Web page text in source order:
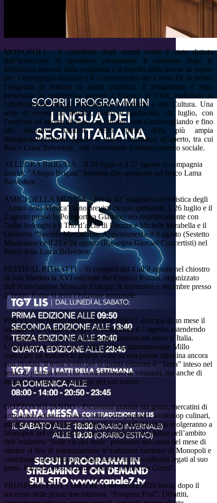
MONOPOLI - Il cartellone degli eventi estivi è stato dettato
dall’intenzione di riprendere pienamente il cammino dopo le
limitazioni imposte dalla pandemia e il rispetto delle norme in vigore
per l’emergenza sanitaria e il
contenimento del Covid-19, in primis
l’esigenza di tutelare la salute pubblica. Il programma è stato
presentato in conferenza stampa a Palazzo di Città, realizzato in
collaborazione con gli Assessorati al Turismo e alla Cultura. Una
serie di eventi tra musica, teatro e spettacolo, da luglio, con
l’anticipo ad agosto di Phest, ad Ottobre con Gozzovigliando e fino
alle iniziative natalizie, nello spirito della più ampia
destagionalizzazione. Spazio ai nuovi contenitori all’aperto, tra cui
Parco Lama Belvedere, che consentono il distanziamento sociale.
ALLEGRA BRIGATA – Il 29 luglio e il 27 agosto la compagnia
teatrale “Allegra Brigata” presenta due spettacoli nel parco Lama
Belvedere.
AMICI DELLA MUSICA – Per la 40° stagione concertistica degli
“Amici della Musica” sono previsti cinque spettacoli. Il 26 luglio e il
2 agosto presso la Polisportiva Giannoccaro rispettivamente con
Tullio Solenghi e il Trio d’archi di Firenze e Michele Mirabella e il
Quintetto “Saverio Mercadante. Appuntamento il 9 agosto (Sestetto
Mozartiano) e il 21 e 24 agosto (Rassegna Giovani Concertisti) nel
Parco della Lama Belvedere.
FESTIVAL RITRATTI – Si svolgerà dal 4 all’8 agosto nel chiostro
di San Martino la XVI edizione del Festival Ritratti, organizzato
dall’Associazione Musicale Euterpe. A novembre e dicembre presso
il Teatro Radar si terrà l’edizione autunnale.
PHEST - Per questa quinta edizione PhEST anticipa di un mese il
suo arrivo in Puglia e sceglie di inaugurare il 7 agosto, estendendo
dai classici due a tre mesi la sua permanenza nel tacco d’Italia.
L’anteprima vedrà lo street artist di fama internazionale Millo
realizzare un murales in grande scala su una parete cittadina ancora
non rivelata. Il tema scelto per la quinta edizione è “Terra” inteso nel
senso di pianeta terra che verrà mostrato ai visitatori, ma anche di
mondo contadino e riscoperta del suo valore.
GOZZOVIGLIANDO - Escursioni gratuite sui gozzi, mercatini di
artigianato artistico, musica, balli, canti popolari, workshop culinari,
attività e laboratori per bambini. Sono le attività che si svolgeranno a
Monopoli nel corso delle quattro domeniche di ottobre nell’ambito
dell’iniziativa “Sulle vie del mare” promosso nel corso del mese di
ottobre al fine di valorizzazione le tradizioni marinare di Monopoli e
contribuire alla diffusione degli aspetti storico-culturali legati al suo
porto. Ritorna presso il porto antico “Il Palio dei Gozzi”.
PROSPERO FEST - Dal 5 all’11 novembre 2020 torna, dopo il
successo delle prime due edizioni, “Prospero Fest”. Dibattiti,